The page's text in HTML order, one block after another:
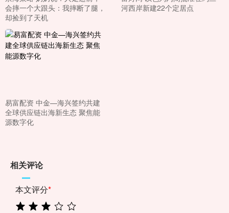
会摔一个大跟头：我摔断了腿，
却捡到了天机
河西岸新建22个定居点
易富配资 中金—海兴签约共建
全球供应链出海新生态 聚焦能
源数字化
相关评论
本文评分*